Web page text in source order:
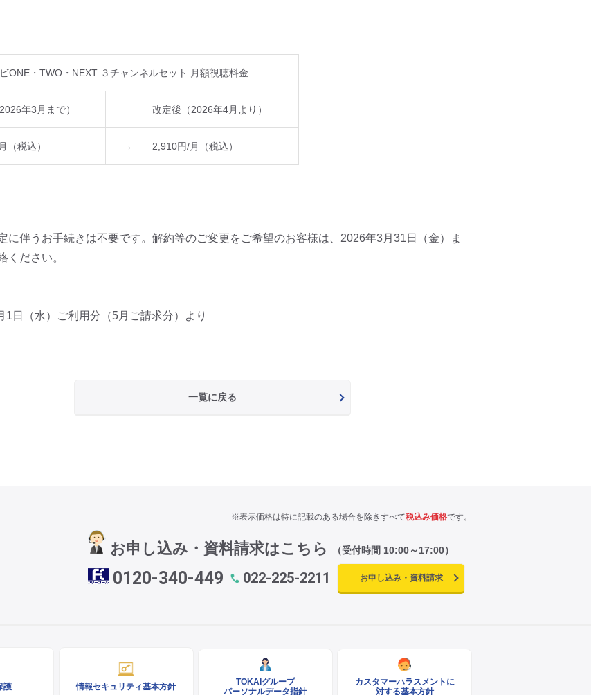
ONE・TWO・NEXT ３チャンネルセット 月額視聴料金
年3月まで） 改定後（2026年4月より）
（税込） → 2,910円/月（税込）
に伴うお手続きは不要です。解約等のご変更をご希望のお客様は、2026年3月31日（金）ま
ください。
1日（水）ご利用分（5月ご請求分）より
一覧に戻る
※表示価格は特に記載のある場合を除きすべて税込み価格です。
お申し込み・資料請求はこちら （受付時間 10:00～17:00）
0120-340-449 022-225-2211 お申し込み・資料請求
護 情報セキュリティ基本方針
TOKAIグループ
パーソナルデータ指針
カスタマーハラスメントに
対する基本方針